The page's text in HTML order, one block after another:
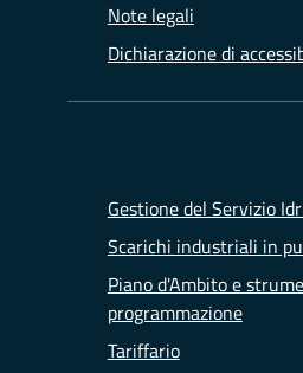
Note legali
Dichiarazione di
Gestione del Servizio
Scarichi industriali in
Piano d'Ambito e
programmazione
Tariffario